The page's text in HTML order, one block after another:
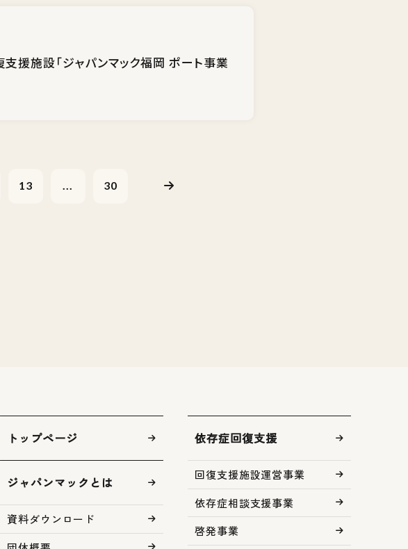
援施設「ジャパンマック福岡 ポート事業
13 ... 30
トップページ
ジャパンマックとは
資料ダウンロード
依存症回復支援
回復支援施設運営事業
依存症相談支援事業
啓発事業